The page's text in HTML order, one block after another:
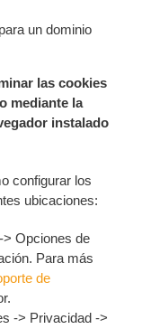
un dominio
las cookies
mediante la
instalado
configurar los
ubicaciones:
Opciones de
Para más
de
-> Privacidad ->